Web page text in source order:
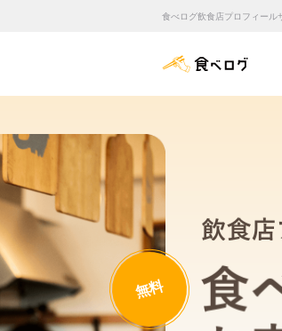
食べログ飲食店プロフィール
食
無料